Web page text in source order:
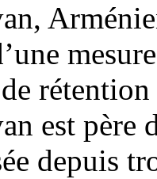
est père
depuis